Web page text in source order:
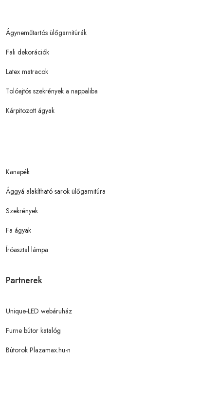
Ágyneműtartós ülőgarnitúrák
Fali dekorációk
Latex matracok
Tolóajtós szekrények a nappaliba
Kárpitozott ágyak
Kanapék
Ággyá alakítható sarok ülőgarnitúra
Szekrények
Fa ágyak
Íróasztal lámpa
Partnerek
Unique-LED webáruház
Furne bútor katalóg
Bútorok Plazamax.hu-n